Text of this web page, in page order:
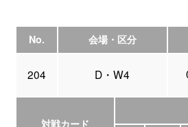
No. 会場・区分
204 D・W4
対戦カード